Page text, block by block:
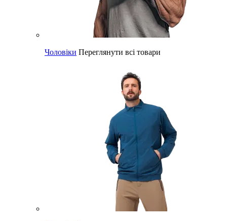
Чоловіки Переглянути всі товари